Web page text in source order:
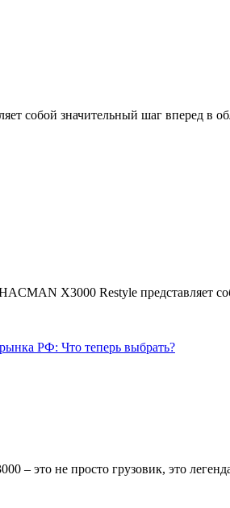
собой значительный шаг вперед в
X3000 Restyle представляет
– это не просто грузовик, это